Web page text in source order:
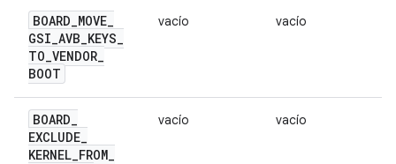
BOARD_MOVE_
GSI_AVB_KEYS_
TO_VENDOR_
BOOT
vacío vacío
BOARD_
EXCLUDE_
KERNEL_FROM_
vacío vacío